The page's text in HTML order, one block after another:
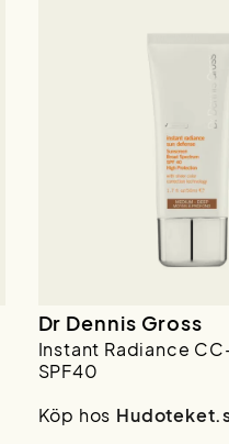
Dr Dennis Gross
Instant Radiance
SPF40
Köp hos